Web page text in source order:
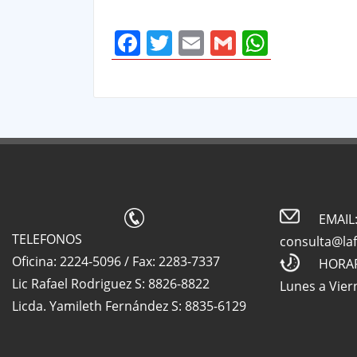
Facebook
Twitter
Email
Gmail
TELEFONOS
Oficina: 2224-5096 / Fax: 2283-7337
Lic Rafael Rodriguez S: 8826-8822
Licda. Yamileth Fernández S: 8835-6129
EMAIL:
Lunes a